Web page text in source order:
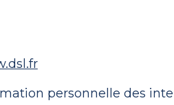
personnelle des